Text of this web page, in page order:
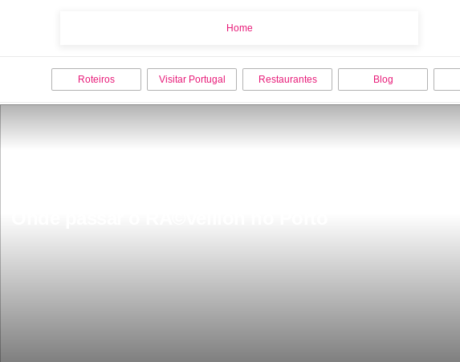
Home
Roteiros Visitar Portugal Restaurantes Blog